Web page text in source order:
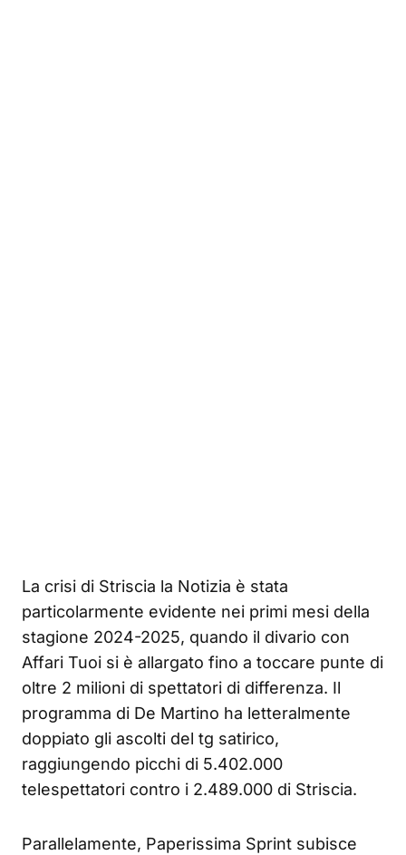
La crisi di Striscia la Notizia è stata
particolarmente evidente nei primi mesi della
stagione 2024-2025, quando il divario con
Affari Tuoi si è allargato fino a toccare punte di
oltre 2 milioni di spettatori di differenza. Il
programma di De Martino ha letteralmente
doppiato gli ascolti del tg satirico,
raggiungendo picchi di 5.402.000
telespettatori contro i 2.489.000 di Striscia.
Parallelamente, Paperissima Sprint subisce